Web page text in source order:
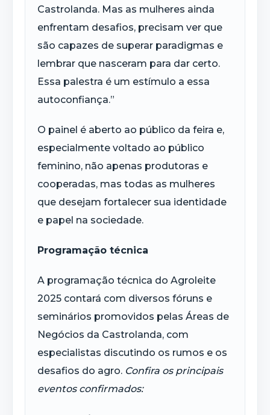
Castrolanda. Mas as mulheres ainda
enfrentam desafios, precisam ver que
são capazes de superar paradigmas e
lembrar que nasceram para dar certo.
Essa palestra é um estímulo a essa
autoconfiança.”
O painel é aberto ao público da feira e,
especialmente voltado ao público
feminino, não apenas produtoras e
cooperadas, mas todas as mulheres
que desejam fortalecer sua identidade
e papel na sociedade.
Programação técnica
A programação técnica do Agroleite
2025 contará com diversos fóruns e
seminários promovidos pelas Áreas de
Negócios da Castrolanda, com
especialistas discutindo os rumos e os
desafios do agro. Confira os principais
eventos confirmados: